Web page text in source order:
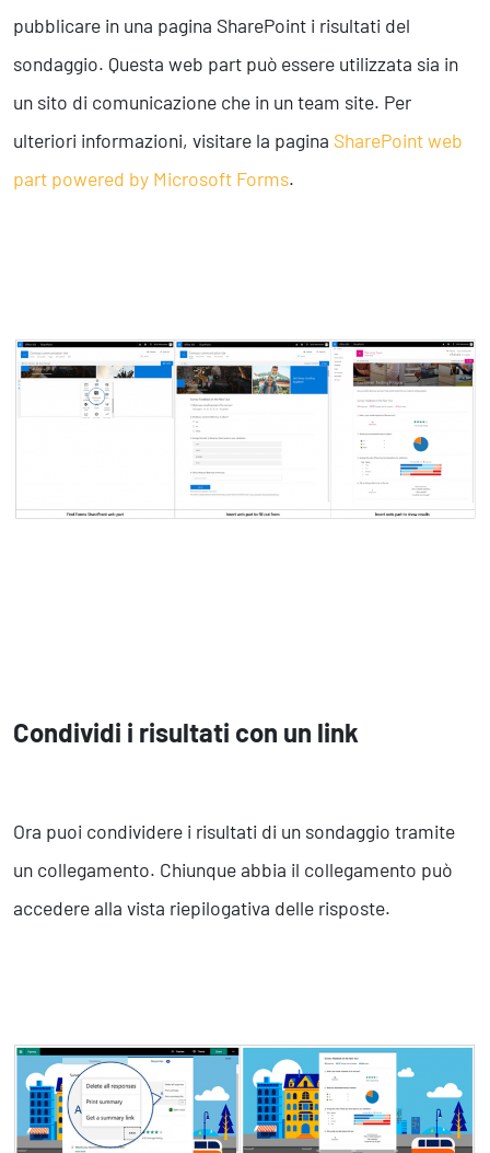
pubblicare in una pagina SharePoint i risultati del
sondaggio. Questa web part può essere utilizzata sia in
un sito di comunicazione che in un team site. Per
ulteriori informazioni, visitare la pagina SharePoint web
part powered by Microsoft Forms.
Condividi i risultati con un link
Ora puoi condividere i risultati di un sondaggio tramite
un collegamento. Chiunque abbia il collegamento può
accedere alla vista riepilogativa delle risposte.